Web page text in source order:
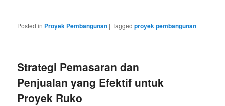
Posted in Proyek Pembangunan |Tagged proyek pembangunan
Strategi Pemasaran dan
Penjualan yang Efektif untuk
Proyek Ruko